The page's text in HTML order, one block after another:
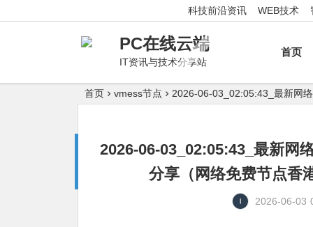
科技前沿资讯 WEB技术
PC在线云端
IT资讯与技术分享站
首页
首页 vmess节点 2026-06-03_02:05:43_最新网
2026-06-03_02:05:43_最新
分享（网络免费节点香
2026-06-03